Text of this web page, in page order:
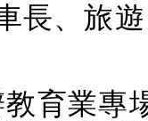
長、旅
教育業專